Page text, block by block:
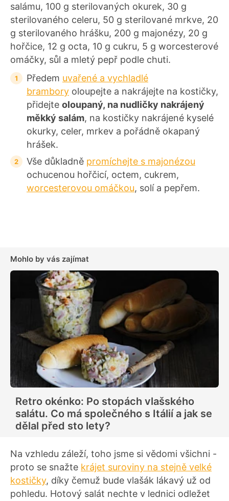
salámu, 100 g sterilovaných okurek, 30 g
sterilovaného celeru, 50 g sterilované mrkve, 20
g sterilovaného hrášku, 200 g majonézy, 20 g
hořčice, 12 g octa, 10 g cukru, 5 g worcesterové
omáčky, sůl a mletý pepř podle chuti.
Předem uvařené a vychladlé
brambory oloupejte a nakrájejte na kostičky,
přidejte oloupaný, na nudličky nakrájený
měkký salám, na kostičky nakrájené kyselé
okurky, celer, mrkev a pořádně okapaný
hrášek.
Vše důkladně promíchejte s majonézou
ochucenou hořčicí, octem, cukrem,
worcesterovou omáčkou, solí a pepřem.
Mohlo by vás zajímat
Retro okénko: Po stopách vlašského
salátu. Co má společného s Itálií a jak se
dělal před sto lety?
Na vzhledu záleží, toho jsme si vědomi všichni -
proto se snažte krájet suroviny na stejně velké
kostičky, díky čemuž bude vlašák lákavý už od
pohledu. Hotový salát nechte v lednici odležet